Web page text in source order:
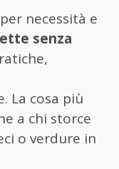
necessità e
senza
La cosa più
a chi storce
o verdure in